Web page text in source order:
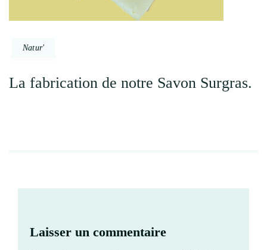
Natur'
La fabrication de notre Savon Surgras.
Laisser un commentaire